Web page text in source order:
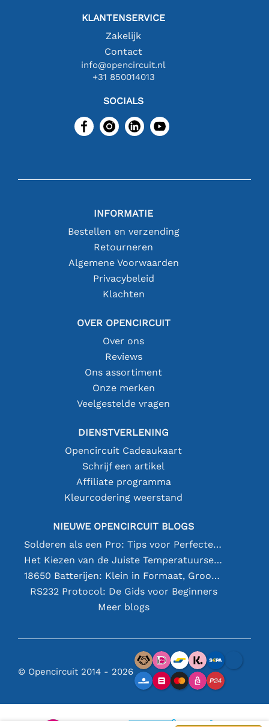
KLANTENSERVICE
Zakelijk
Contact
info@opencircuit.nl
+31 850014013
SOCIALS
INFORMATIE
Bestellen en verzending
Retourneren
Algemene Voorwaarden
Privacybeleid
Klachten
OVER OPENCIRCUIT
Over ons
Reviews
Ons assortiment
Onze merken
Veelgestelde vragen
DIENSTVERLENING
Opencircuit Cadeaukaart
Schrijf een artikel
Affiliate programma
Kleurcodering weerstand
NIEUWE OPENCIRCUIT BLOGS
Solderen als een Pro: Tips voor Perfecte Elektronische Verbindingen
Het Kiezen van de Juiste Temperatuursensor [youtube]
18650 Batterijen: Klein in Formaat, Groot in Prestatie
RS232 Protocol: De Gids voor Beginners
Meer blogs
© Opencircuit 2014 - 2026